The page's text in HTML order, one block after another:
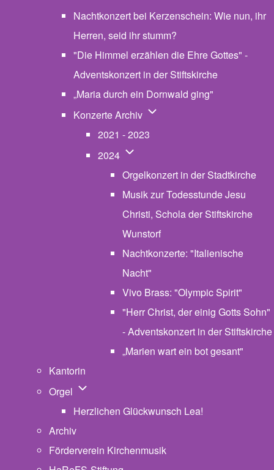
Nachtkonzert bei Kerzenschein: Wie nun, ihr
Herren, seid ihr stumm?
"Die Himmel erzählen die Ehre Gottes" -
Adventskonzert in der Stiftskirche
„Maria durch ein Dornwald ging"
Konzerte Archiv Unternavigation von
2021 - 2023
2024 Unternavigation von 2024
Orgelkonzert in der Stadtkirche
Musik zur Todesstunde Jesu
Christi, Schola der Stiftskirche
Wunstorf
Nachtkonzerte: "Italienische
Nacht"
Vivo Brass: "Olympic Spirit"
"Herr Christ, der einig Gotts Sohn"
- Adventskonzert in der Stiftskirche
„Marien wart ein bot gesant"
Kantorin
Orgel Unternavigation von Orgel
Herzlichen Glückwunsch Lea!
Archiv
Förderverein Kirchenmusik